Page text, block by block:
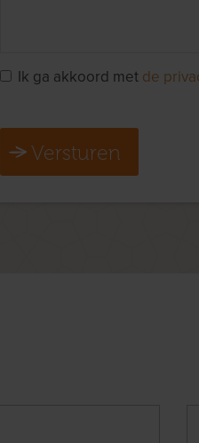
Ik ga akkoord met de
Versturen